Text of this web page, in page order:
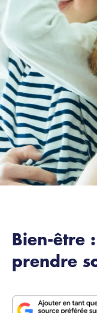
Bien-être
prendre